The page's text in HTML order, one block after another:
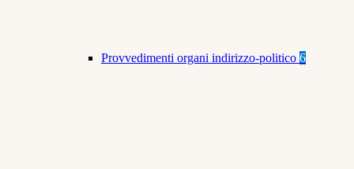
Provvedimenti organi indirizzo-politico 6